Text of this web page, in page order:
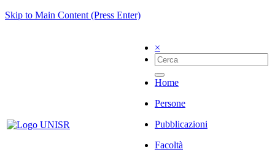
Skip to Main Content (Press Enter)
×
Home
Persone
Pubblicazioni
Facoltà